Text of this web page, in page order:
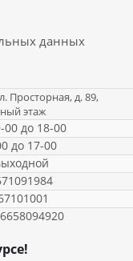
данных
Просторная, д. 89,
этаж
00 до 18-00
до 17-00